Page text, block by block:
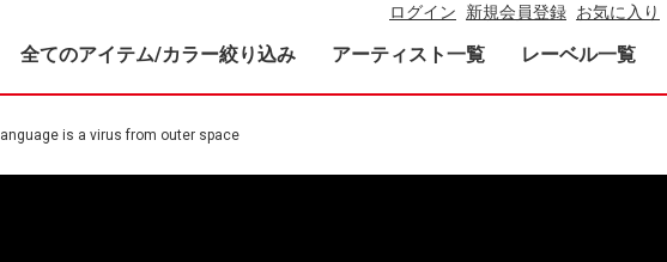
ログイン 新規会員登録 お気に入り
全てのアイテム/カラー絞り込み アーティスト一覧 レーベル一覧
language is a virus from outer space